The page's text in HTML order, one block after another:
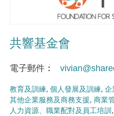
共響基金會
電子郵件
教育及訓練 個人發展及訓練 企
其他企業服務及商務支援 商業
人力資源、職業配對及員工培訓